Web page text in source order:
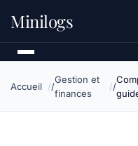
Minilogs
Accueil
Gestion et
finances